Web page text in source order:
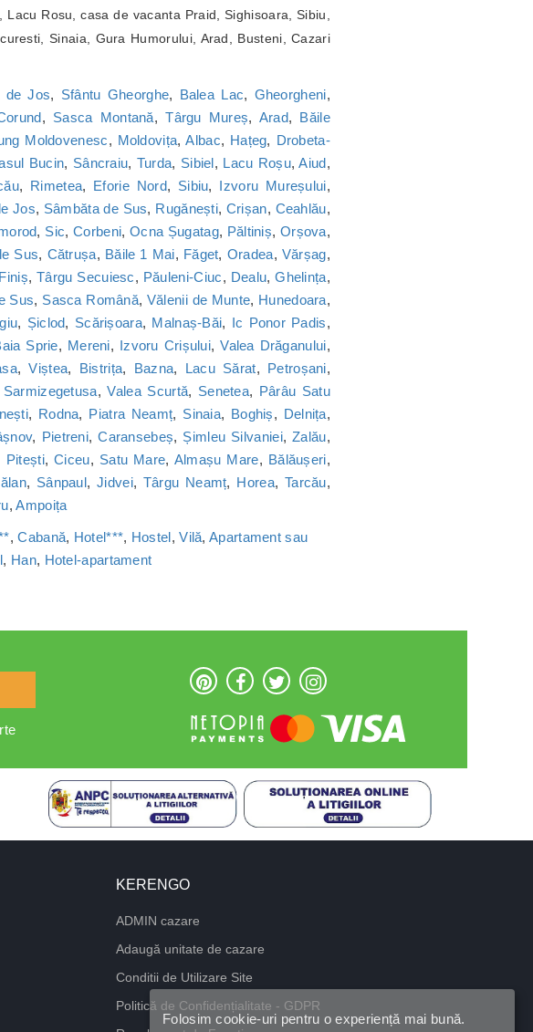
Rosu, casa de vacanta Praid, Sighisoara, Sibiu,
Sinaia, Gura Humorului, Arad, Busteni, Cazari
de Jos, Sfântu Gheorghe, Balea Lac, Gheorgheni,
, Sasca Montană,Târgu Mureș, Arad, Băile
Moldovenesc, Moldovița,Albac, Hațeg, Drobeta-
Bucin, Sâncraiu, Turda, Sibiel, Lacu Roșu,Aiud,
, Rimetea, Eforie Nord, Sibiu, Izvoru Mureșului,
Jos, Sâmbăta de Sus, Rugănești, Crișan, Ceahlău,
, Sic,Corbeni, Ocna Șugatag, Păltiniș, Orșova,
Sus, Cătrușa, Băile 1 Mai, Făget, Oradea, Vărșag,
Finiș,Târgu Secuiesc, Păuleni-Ciuc, Dealu,Ghelința,
Sus, Sasca Română, Vălenii de Munte, Hunedoara,
, Șiclod, Scărișoara, Malnaș-Băi, Ic Ponor Padis,
Sprie, Mereni, Izvoru Crișului,Valea Drăganului,
,Viștea, Bistrița, Bazna, Lacu Sărat, Petroșani,
Sarmizegetusa,Valea Scurtă, Senetea, Pârâu Satu
, Rodna, Piatra Neamț, Sinaia, Boghiș, Delnița,
, Pietreni,Caransebeș, Șimleu Silvaniei,Zalău,
Pitești,Ciceu, Satu Mare, Almașu Mare, Bălăușeri,
, Sânpaul, Jidvei, Târgu Neamț, Horea, Tarcău,
,Ampoița
,Cabană, Hotel***, Hostel,Vilă,Apartament sau
, Han, Hotel-apartament
KERENGO
ADMIN cazare
Adaugă unitate de cazare
Conditii de Utilizare Site
Politică de Confidențialitate - GDPR
Folosim cookie-uri pentru o experiență mai bună.